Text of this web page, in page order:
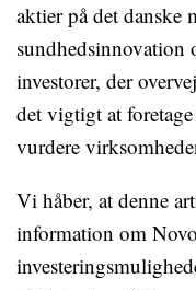
aktier på det danske
investorer, der
det vigtigt at
vurdere
Vi håber, at denne
information om